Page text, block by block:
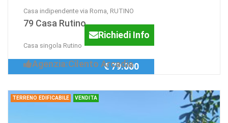
Casa indipendente via Roma, RUTINO
79 Casa Rutino
Casa singola Rutino
Richiedi Info
Agenzia:Cilento Arcadia
€ 79.000
TERRENO EDIFICABILE VENDITA